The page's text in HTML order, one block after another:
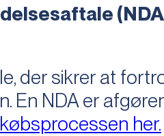
der sikrer at
En NDA er
her.